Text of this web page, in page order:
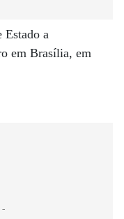
Estado a
em Brasília, em